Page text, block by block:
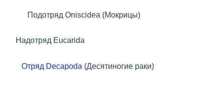
Подотряд Oniscidea (Мокрицы)
Надотряд Eucarida
Отряд Decapoda (Десятиногие раки)